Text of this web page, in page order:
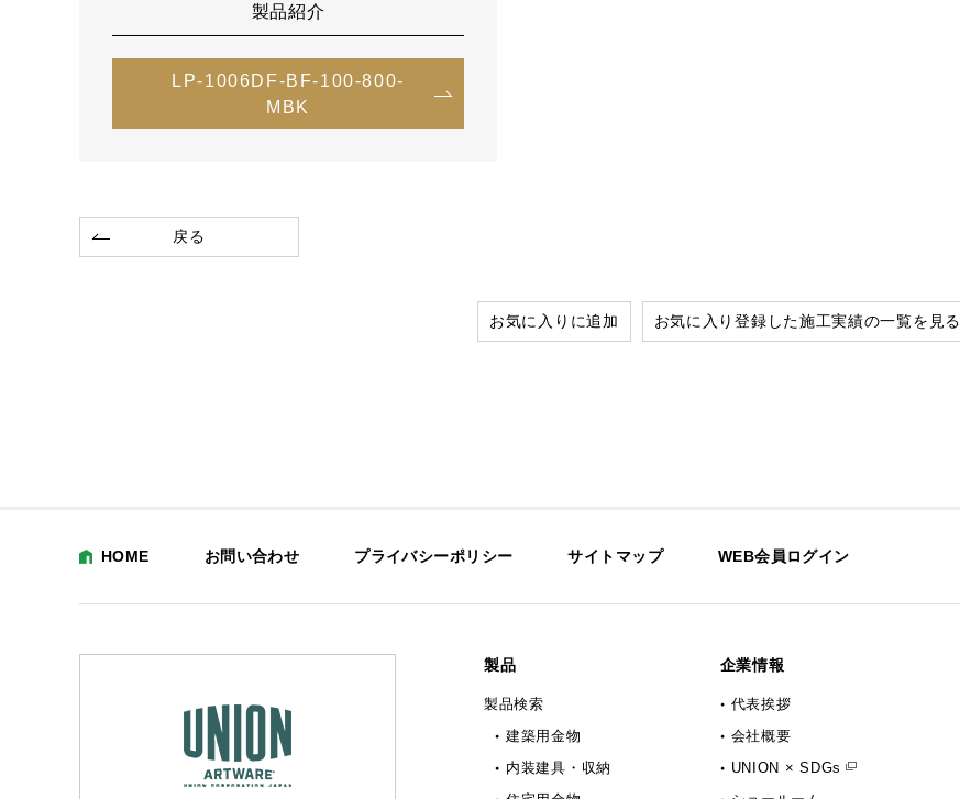
製品紹介
LP-1006DF-BF-100-800-
MBK
戻る
お気に入りに追加 お気に入り登録した施工実績の一覧を見る
HOME お問い合わせ プライバシーポリシー サイトマップ WEB会員ログイン
製品
製品検索
建築用金物
内装建具・収納
企業情報
代表挨拶
会社概要
UNION × SDGs